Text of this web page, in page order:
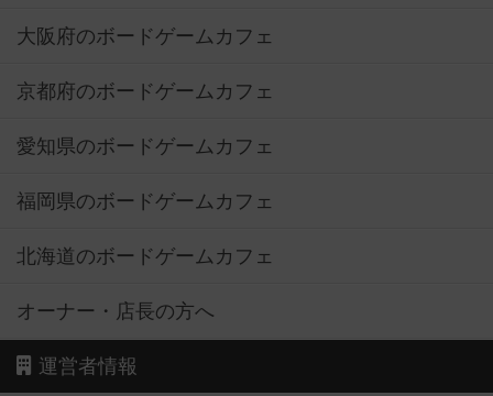
大阪府のボードゲームカフェ
京都府のボードゲームカフェ
愛知県のボードゲームカフェ
福岡県のボードゲームカフェ
北海道のボードゲームカフェ
オーナー・店長の方へ
運営者情報